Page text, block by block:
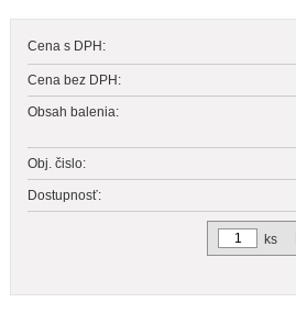
Cena s DPH:
Cena bez DPH:
Obsah balenia:
Obj. čislo:
Dostupnosť:
ks